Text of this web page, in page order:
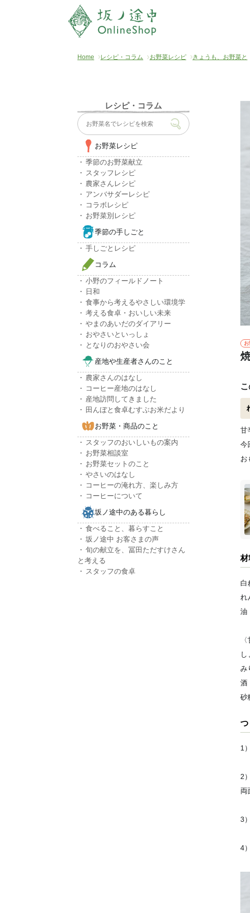
Home レシピ・コラム お野菜レシピ きょうも、お野菜と
甘
今
お
材
れ
油
み
酒
砂
つ
1
2
両
3
4
レシピ・コラム
お野菜レシピ
季節のお野菜献立
スタッフレシピ
農家さんレシピ
アンバサダーレシピ
コラボレシピ
お野菜別レシピ
季節の手しごと
手しごとレシピ
コラム
小野のフィールドノート
日和
食事から考えるやさしい環境学
考える食卓・おいしい未来
やまのあいだのダイアリー
おやさいといっしょ
となりのおやさい会
産地や生産者さんのこと
農家さんのはなし
コーヒー産地のはなし
産地訪問してきました
田んぼと食卓むすぶお米だより
お野菜・商品のこと
スタッフのおいしいもの案内
お野菜相談室
お野菜セットのこと
やさいのはなし
コーヒーの淹れ方、楽しみ方
コーヒーについて
坂ノ途中のある暮らし
食べること、暮らすこと
坂ノ途中 お客さまの声
旬の献立を、冨田ただすけさん
と考える
スタッフの食卓